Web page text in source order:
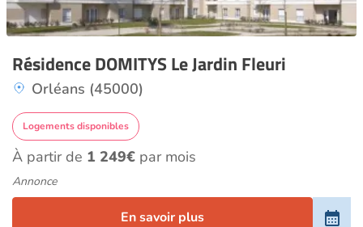
Résidence DOMITYS Le Jardin Fleuri
Orléans (45000)
Logements disponibles
À partir de 1 249€ par mois
Annonce
En savoir plus